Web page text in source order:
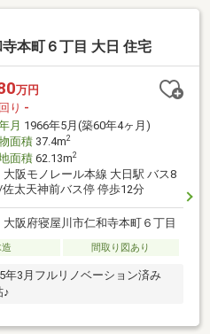
本町６丁目 大日 住宅
万円
り -
月 1966年5月(築60年4ヶ月)
面積37.4m2
面積62.13m2
大阪モノレール本線 大日駅 バス8
太天神前バス停 停歩12分
大阪府寝屋川市仁和寺本町６丁目
間取り図あり
3月フルリノベーション済み
♪